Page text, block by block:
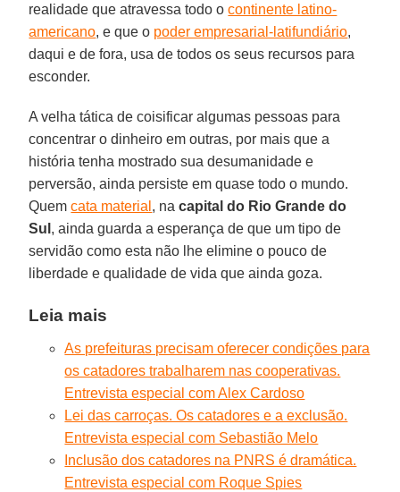
realidade que atravessa todo ocontinente latino-
americano, e que o poder empresarial-latifundiário,
daqui e de fora, usa de todos os seus recursos para
esconder.
A velha tática de coisificar algumas pessoas para
concentrar o dinheiro em outras, por mais que a
história tenha mostrado sua desumanidade e
perversão, ainda persiste em quase todo o mundo.
Quemcata material , nacapital do Rio Grande do
Sul , ainda guarda a esperança de que um tipo de
servidão como esta não lhe elimine o pouco de
liberdade e qualidade de vida que ainda goza.
Leia mais
As prefeituras precisam oferecer condições para
os catadores trabalharem nas cooperativas.
Entrevista especial com Alex Cardoso
Lei das carroças. Os catadores e a exclusão.
Entrevista especial com Sebastião Melo
Inclusão dos catadores na PNRS é dramática.
Entrevista especial com Roque Spies